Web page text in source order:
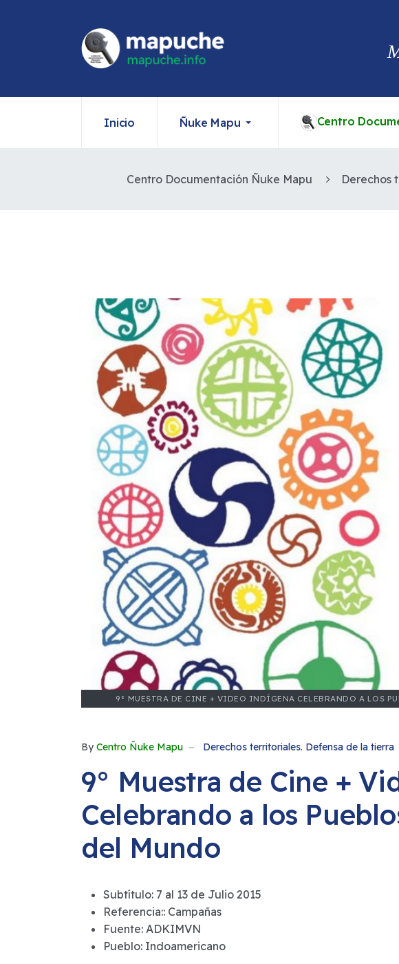
Inicio Ñuke Mapu Centro
Centro Documentación Ñuke Mapu Derechos
9° MUESTRA DE CINE + VIDEO INDÍGENA CELEBRANDO A LOS
By Centro Ñuke Mapu Derechos territoriales. Defensa de la tierra
9° Muestra de Cine +
Celebrando a los
del Mundo
Subtítulo: 7 al 13 de Julio 2015
Referencia:: Campañas
Fuente: ADKIMVN
Pueblo: Indoamericano